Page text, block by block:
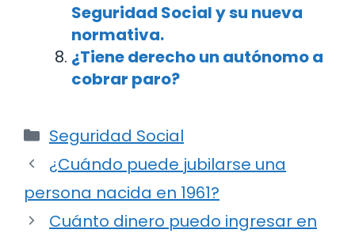
Seguridad Social y su nueva
normativa.
¿Tiene derecho un autónomo a
cobrar paro?
Categorías
Seguridad Social
Navegación
de
entradas
¿Cuándo puede jubilarse una
persona nacida en 1961?
Cuánto dinero puedo ingresar en